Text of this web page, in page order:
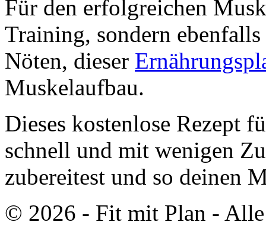
Für den erfolgreichen
Training, sondern
Nöten, dieser
Muskelaufbau.
Dieses kostenlose Rezept
schnell und mit wenigen
zubereitest und so deinen
© 2026 ‐ Fit mit Plan -